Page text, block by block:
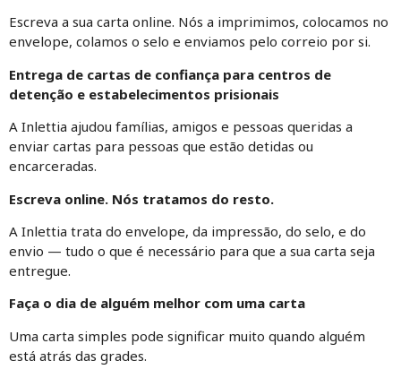
Escreva a sua carta online. Nós a imprimimos, colocamos no
envelope, colamos o selo e enviamos pelo correio por si.
Entrega de cartas de confiança para centros de
detenção e estabelecimentos prisionais
A Inlettia ajudou famílias, amigos e pessoas queridas a
enviar cartas para pessoas que estão detidas ou
encarceradas.
Escreva online. Nós tratamos do resto.
A Inlettia trata do envelope, da impressão, do selo, e do
envio — tudo o que é necessário para que a sua carta seja
entregue.
Faça o dia de alguém melhor com uma carta
Uma carta simples pode significar muito quando alguém
está atrás das grades.